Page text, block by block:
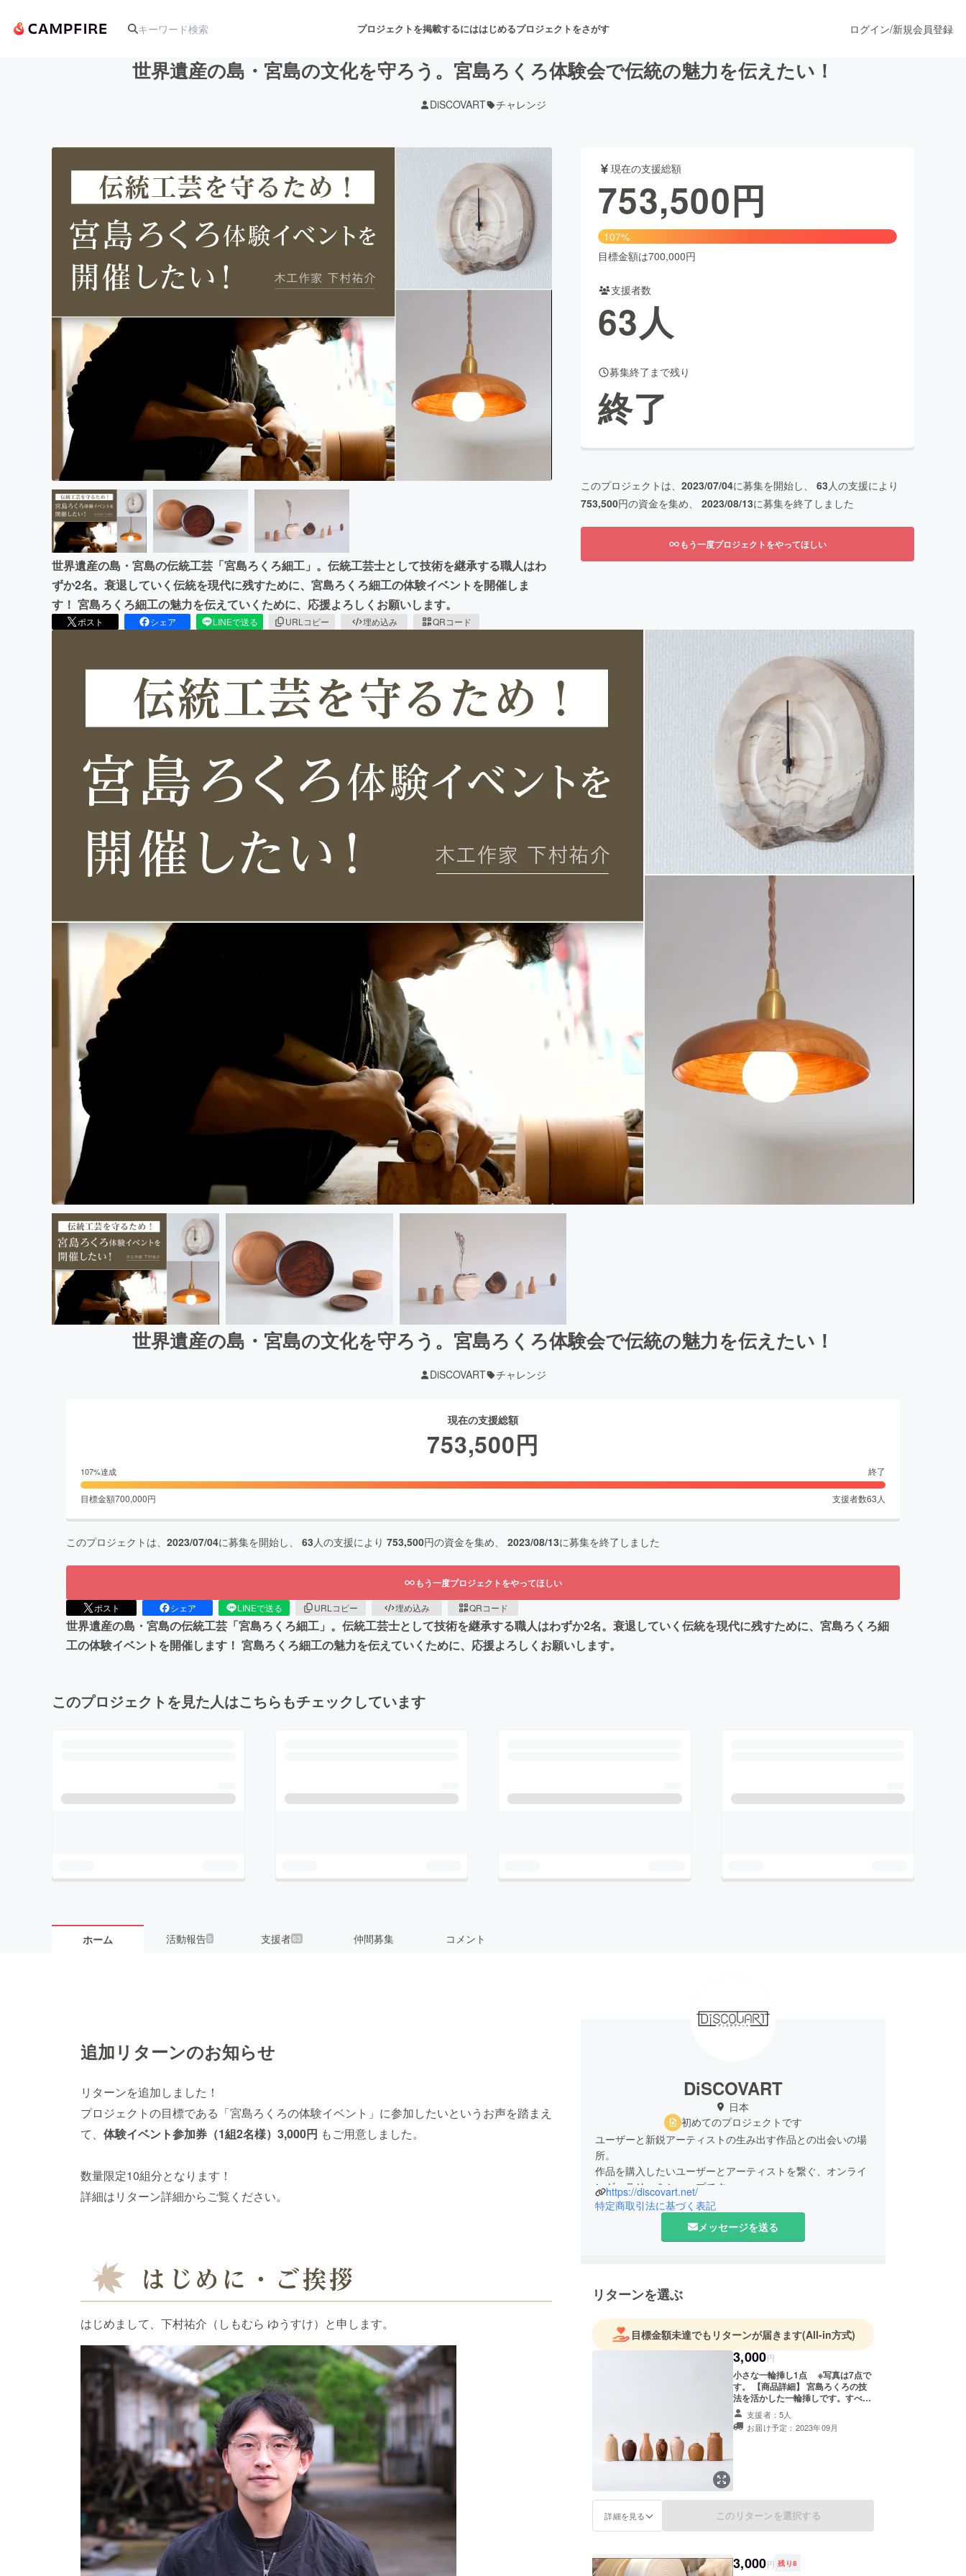
プロジェクトを掲載するにははじめるプロジェクトをさがす
アート・写真 音楽 舞台・パフォーマンス
フード・飲食店 ファッション
アニメ・漫画
ビューティー・ヘルスケア
CAMPFIRE for Social GoodCAMPFIRE Creation
CAMPFIREふるさと納税machi-ya
ログイン/新規会員登録
世界遺産の島・宮島の文化を守ろう。宮島ろくろ体験会で伝統の魅力を伝えたい！
DiSCOVART チャレンジ
世界遺産の島・宮島の伝統工芸「宮島ろくろ細工」。伝統工芸士として技術を継承する職人はわ
ずか2名。衰退していく伝統を現代に残すために、宮島ろくろ細工の体験イベントを開催しま
す！ 宮島ろくろ細工の魅力を伝えていくために、応援よろしくお願いします。
ポスト シェア LINEで送る URLコピー 埋め込み QRコード
現在の支援総額
753,500円
107%
目標金額は700,000円
支援者数
63人
募集終了まで残り
終了
このプロジェクトは、 2023/07/04に募集を開始し、 63人の支援により
753,500円の資金を集め、 2023/08/13に募集を終了しました
もう一度プロジェクトをやってほしい
世界遺産の島・宮島の文化を守ろう。宮島ろくろ体験会で伝統の魅力を伝えたい！
DiSCOVART チャレンジ
現在の支援総額
753,500円
107%達成 終了
目標金額700,000円 支援者数63 人
このプロジェクトは、 2023/07/04に募集を開始し、 63人の支援により 753,500円の資金を集め、 2023/08/13に募集を終了しました
もう一度プロジェクトをやってほしい
ポスト シェア LINEで送る URLコピー 埋め込み QRコード
世界遺産の島・宮島の伝統工芸「宮島ろくろ細工」。伝統工芸士として技術を継承する職人はわずか2名。衰退していく伝統を現代に残すために、宮島ろくろ細
工の体験イベントを開催します！ 宮島ろくろ細工の魅力を伝えていくために、応援よろしくお願いします。
このプロジェクトを見た人はこちらもチェックしています
ホーム 活動報告5 支援者63 仲間募集 コメント
追加リターンのお知らせ
リターンを追加しました！
プロジェクトの目標である「宮島ろくろの体験イベント」に参加したいというお声を踏まえ
て、 体験イベント参加券（1組2名様）3,000円 もご用意しました。
数量限定10組分となります！
詳細はリターン詳細からご覧ください。
はじめまして、下村祐介（しもむら ゆうすけ）と申します。
DiSCOVART
日本
初めてのプロジェクトです
ユーザーと新鋭アーティストの生み出す作品との出会いの場
所。
作品を購入したいユーザーとアーティストを繋ぐ、オンライ
ンギャラリー＆ショップです。
https://discovart.net/
特定商取引法に基づく表記
メッセージを送る
リターンを選ぶ
目標金額未達でもリターンが届きます(All-in方式)
3,000円
小さな一輪挿し1点 ※写真は7点で
す。 【商品詳細】 宮島ろくろの技
法を活かした一輪挿しです。すべて
一点ものですので、1つ1つ木目が異
なります。 サイズ：高さ 約50〜
80mm 直径 約35mm 素材：セ
すが、希望がある場合は備考欄にご
記入ください。在庫の都合上、ご希
望の樹種をお届けできかねることが
ございますのでご了承ください。
だくご住所へ、郵送でお送りいたし
ます。
支援者：5人
お届け予定：2023年09月
詳細を見る このリターンを選択する
3,000円 残り8